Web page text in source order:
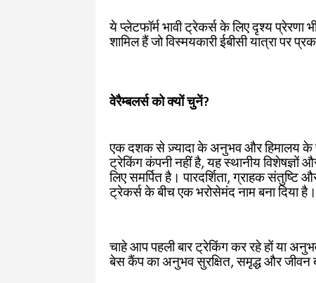
ये प्लेटफॉर्म भावी ट्रेकर्स के लिए दृश्य
शामिल हैं जो विस्मयकारी ईबीसी यात्रा पर
वेरैम्बलर्स को क्यों चुनें?
एक दशक से ज़्यादा के अनुभव और हिमालय के
ट्रेकिंग कंपनी नहीं है, यह स्थानीय विशेषज्ञों
लिए समर्पित है। पारदर्शिता, ग्राहक संतुष्टि
ट्रेकर्स के बीच एक भरोसेमंद नाम बना दिया है।
चाहे आप पहली बार ट्रेकिंग कर रहे हों या
बेस कैंप का अनुभव सुरक्षित, समृद्ध और जीवन